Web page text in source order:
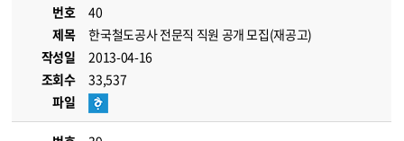
번호
40
제목
한국철도공사 전문직 직원 공개 모집(재공고)
작성일
2013-04-16
조회수
33,537
파일